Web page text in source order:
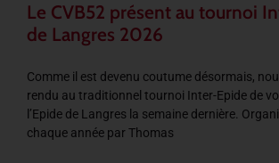
Le CVB52 présent au tournoi
de Langres 2026
Comme il est devenu coutume désormais,
rendu au traditionnel tournoi Inter-Epide de
l’Epide de Langres la semaine dernière.
chaque année par Thomas